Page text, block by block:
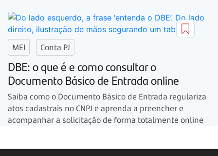
MEI Conta PJ
DBE: o que é e como consultar o
Documento Básico de Entrada online
Saiba como o Documento Básico de Entrada regulariza
atos cadastrais no CNPJ e aprenda a preencher e
acompanhar a solicitação de forma totalmente online